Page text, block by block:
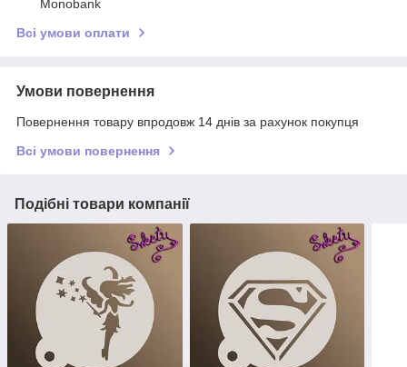
Monobank
Всі умови оплати
Умови повернення
Повернення товару впродовж 14 днів за рахунок покупця
Всі умови повернення
Подібні товари компанії